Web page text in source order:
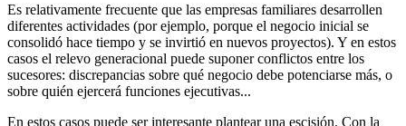
Es relativamente frecuente que las empresas familiares desarrollen
diferentes actividades (por ejemplo, porque el negocio inicial se
consolidó hace tiempo y se invirtió en nuevos proyectos). Y en estos
casos el relevo generacional puede suponer conflictos entre los
sucesores: discrepancias sobre qué negocio debe potenciarse más, o
sobre quién ejercerá funciones ejecutivas...
En estos casos puede ser interesante plantear una escisión. Con la